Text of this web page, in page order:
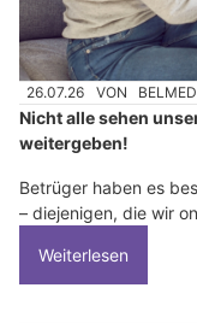
26.07.26 VON
Nicht alle sehen
weitergeben!
Betrüger haben es
– diejenigen, die wir
Weiterlesen